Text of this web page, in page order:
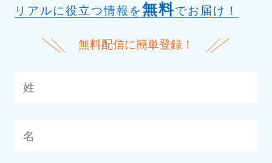
リアルに役立つ情報を無料でお届け！
無料配信に簡単登録！